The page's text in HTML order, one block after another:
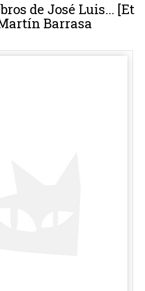
de José Luis... [Et
Barrasa